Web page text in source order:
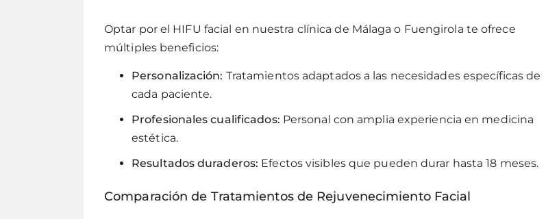
Optar por el HIFU facial en nuestra clínica de Málaga o Fuengirola te ofrece
múltiples beneficios:
Personalización: Tratamientos adaptados a las necesidades específicas de
cada paciente.
Profesionales cualificados: Personal con amplia experiencia en medicina
estética.
Resultados duraderos: Efectos visibles que pueden durar hasta 18 meses.
Comparación de Tratamientos de Rejuvenecimiento Facial